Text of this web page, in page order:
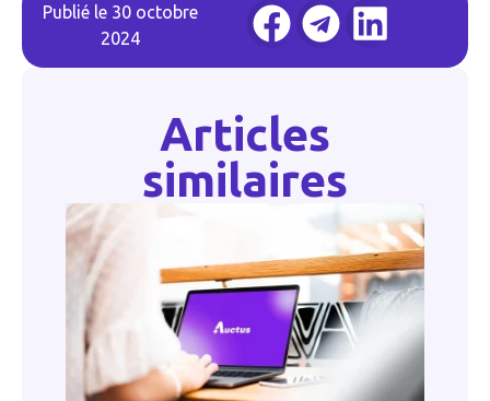
Publié le 30 octobre
2024
Articles
similaires